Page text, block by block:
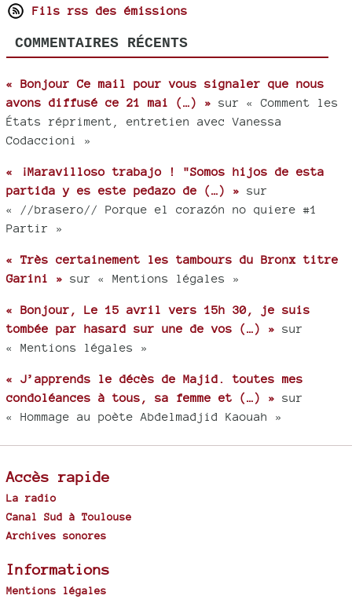
Fils rss des émissions
COMMENTAIRES RÉCENTS
« Bonjour Ce mail pour vous signaler que nous
avons diffusé ce 21 mai (…) » sur « Comment les
États répriment, entretien avec Vanessa
Codaccioni »
« ¡Maravilloso trabajo ! "Somos hijos de esta
partida y es este pedazo de (…) » sur
« //brasero// Porque el corazón no quiere #1
Partir »
« Très certainement les tambours du Bronx titre
Garini » sur « Mentions légales »
« Bonjour, Le 15 avril vers 15h 30, je suis
tombée par hasard sur une de vos (…) » sur
« Mentions légales »
« J’apprends le décès de Majid. toutes mes
condoléances à tous, sa femme et (…) » sur
« Hommage au poète Abdelmadjid Kaouah »
Accès rapide
La radio
Canal Sud à Toulouse
Archives sonores
Informations
Mentions légales